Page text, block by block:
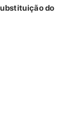
do